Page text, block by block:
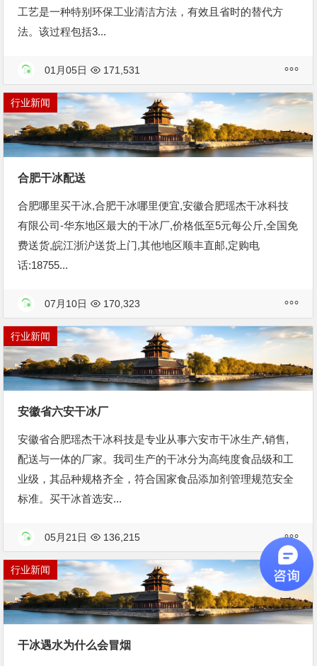
工艺是一种特别环保工业清洁方法，有效且省时的替代方
法。该过程包括3...
01月05日 171,531
行业新闻
合肥干冰配送
合肥哪里买干冰,合肥干冰哪里便宜,安徽合肥瑶杰干冰科技
有限公司-华东地区最大的干冰厂,价格低至5元每公斤,全国免
费送货,皖江浙沪送货上门,其他地区顺丰直邮,定购电
话:18755...
07月10日 170,323
行业新闻
安徽省六安干冰厂
安徽省合肥瑶杰干冰科技是专业从事六安市干冰生产,销售,
配送与一体的厂家。我司生产的干冰分为高纯度食品级和工
业级，其品种规格齐全，符合国家食品添加剂管理规范安全
标准。买干冰首选安...
05月21日 136,215
行业新闻
干冰遇水为什么会冒烟